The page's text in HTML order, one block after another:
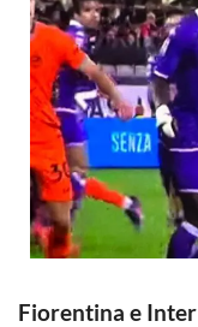
Fiorentina e Inter